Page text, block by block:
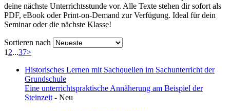
deine nächste Unterrichtsstunde vor. Alle Texte stehen dir sofort als
PDF, eBook oder Print-on-Demand zur Verfügung. Ideal für dein
Seminar oder die nächste Klasse!
Sortieren nach
12...37>
Historisches Lernen mit Sachquellen im Sachunterricht der
Grundschule
Eine unterrichtspraktische Annäherung am Beispiel der
Steinzeit- Neu